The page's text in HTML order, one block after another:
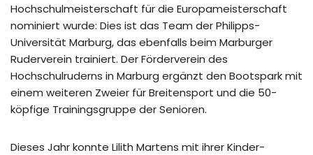
Hochschulmeisterschaft für die Europameisterschaft
nominiert wurde: Dies ist das Team der Philipps-
Universität Marburg, das ebenfalls beim Marburger
Ruderverein trainiert. Der Förderverein des
Hochschulruderns in Marburg ergänzt den Bootspark mit
einem weiteren Zweier für Breitensport und die 50-
köpfige Trainingsgruppe der Senioren.
Dieses Jahr konnte Lilith Martens mit ihrer Kinder-